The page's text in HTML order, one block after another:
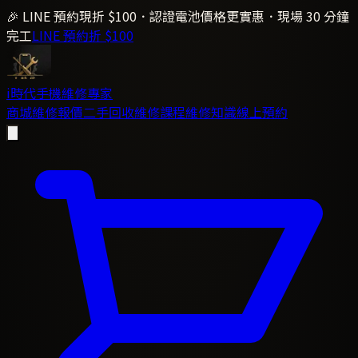
🎉 LINE 預約現折 $100．認證電池價格更實惠．現場 30 分鐘
完工LINE 預約折 $100
i時代手機維修專家
商城維修報價二手回收維修課程維修知識線上預約